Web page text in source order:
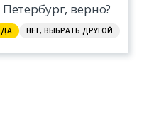
Петербург, верно?
ДА НЕТ, ВЫБРАТЬ ДРУГОЙ